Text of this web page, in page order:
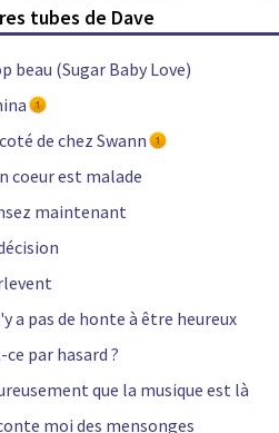
tubes de Dave
beau (Sugar Baby Love)
de chez Swann
coeur est malade
maintenant
a pas de honte à être heureux
ce par hasard ?
que la musique est là
moi des mensonges